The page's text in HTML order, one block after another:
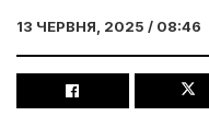
13 ЧЕРВНЯ, 2025 / 08:46